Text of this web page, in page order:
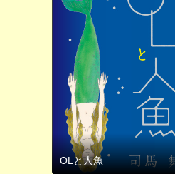
OLと人魚